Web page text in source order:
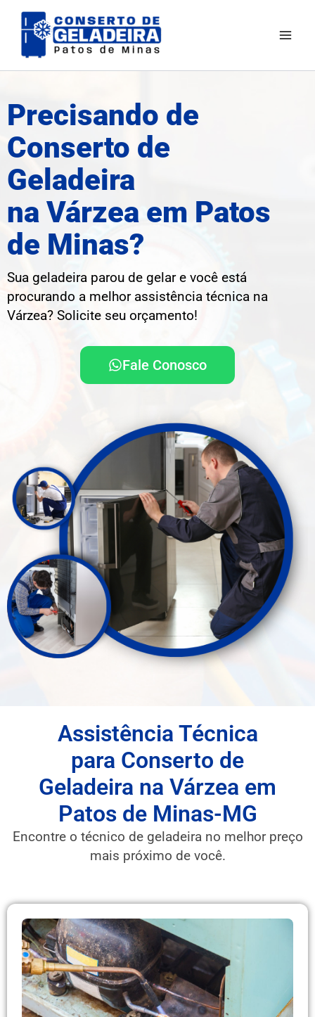
para
Precisando de
Conserto de
Geladeira
na Várzea em Patos
de Minas?
Sua geladeira parou de gelar e você está
procurando a melhor assistência técnica na
Várzea? Solicite seu orçamento!
Fale Conosco
Assistência Técnica
para Conserto de
Geladeira na Várzea em
Patos de Minas-MG
Encontre o técnico de geladeira no melhor preço
mais próximo de você.